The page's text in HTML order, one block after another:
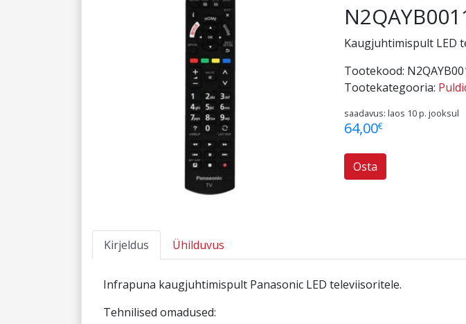
Kaugjuhtimispult LED
Tootekood:
Tootekategooria:
saadavus: laos 10 p. jooksul
64,00€
Osta
Kirjeldus Ühilduvus
Infrapuna kaugjuhtimispult Panasonic LED televiisoritele.
Tehnilised omadused: